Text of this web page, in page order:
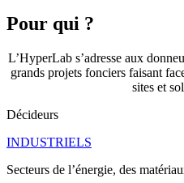
Pour qui ?
L’HyperLab s’adresse aux
grands projets fonciers faisant
sites et
Décideurs
INDUSTRIELS
Secteurs de l’énergie, des